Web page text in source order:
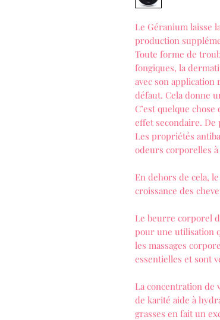
Le Géranium laisse
production
Toute forme de
fongiques, la
avec son application
défaut. Cela donne
C’est quelque
effet secondaire. De
Les propriétés
odeurs corporelles à
En dehors de cela,
croissance des
Le beurre corporel
pour une utilisation
les massages
essentielles et sont
La concentration de
de karité aide à
grasses en fait un